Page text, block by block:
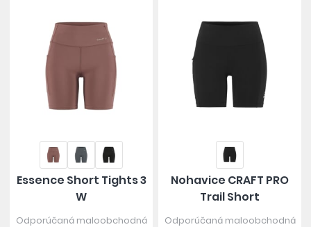
Essence Short Tights 3
W
Odporúčaná maloobchodná
Nohavice CRAFT PRO
Trail Short
Odporúčaná maloobchodná